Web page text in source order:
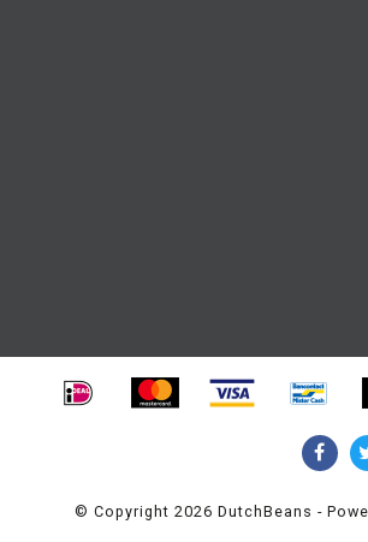
© Copyright 2026 DutchBeans -